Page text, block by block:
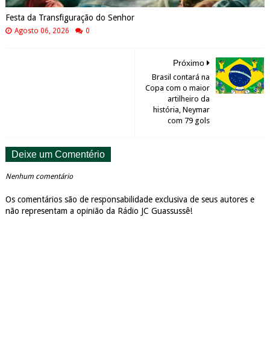
Festa da Transfiguração do Senhor
Agosto 06, 2026 0
Próximo
Brasil contará na
Copa com o maior
artilheiro da
história, Neymar
com 79 gols
Deixe um Comentério
Nenhum comentário
Os comentários são de responsabilidade exclusiva de seus autores e
não representam a opinião da Rádio JC Guassussê!